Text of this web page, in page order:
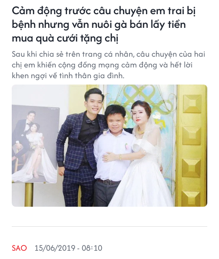
Cảm động trước câu chuyện em trai bị
bệnh nhưng vẫn nuôi gà bán lấy tiền
mua quà cưới tặng chị
Sau khi chia sẻ trên trang cá nhân, câu chuyện của hai
chị em khiến cộng đồng mạng cảm động và hết lời
khen ngợi về tình thân gia đình.
SAO 15/06/2019 - 08:10